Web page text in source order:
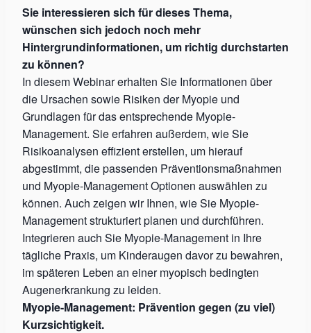
Sie interessieren sich für dieses Thema,
wünschen sich jedoch noch mehr
Hintergrundinformationen, um richtig durchstarten
zu können?
In diesem Webinar erhalten Sie Informationen über
die Ursachen sowie Risiken der Myopie und
Grundlagen für das entsprechende Myopie-
Management. Sie erfahren außerdem, wie Sie
Risikoanalysen effizient erstellen, um hierauf
abgestimmt, die passenden Präventionsmaßnahmen
und Myopie-Management Optionen auswählen zu
können. Auch zeigen wir Ihnen, wie Sie Myopie-
Management strukturiert planen und durchführen.
Integrieren auch Sie Myopie-Management in Ihre
tägliche Praxis, um Kinderaugen davor zu bewahren,
im späteren Leben an einer myopisch bedingten
Augenerkrankung zu leiden.
Myopie-Management: Prävention gegen (zu viel)
Kurzsichtigkeit.